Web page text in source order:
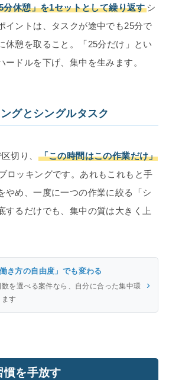
分休憩」を1セットとして繰り返すシ
イントは、タスクが途中でも25分で
休憩を取ること。「25分だけ」とい
ードルを下げ、集中を生みます。
グとシングルタスク
切り、
「この時間はこの作業だけ」
ロッキングです。あれもこれもと手
やめ、一度に一つの作業に絞る「シ
するだけでも、集中の質は大きく上
き方の自由度」でも変わる
を選べる案件なら、自分に合った集中環
す
›
慣を手放す